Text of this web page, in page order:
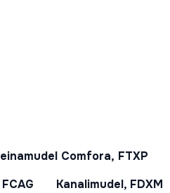
Comfora, FTXP
Kanalimudel, FDXM